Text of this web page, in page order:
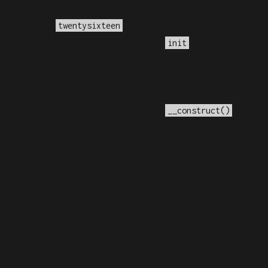
twentysixteen
init
__construct()